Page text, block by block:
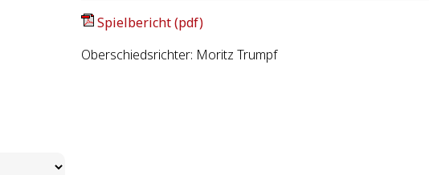
Spielbericht (pdf)
Oberschiedsrichter: Moritz Trumpf